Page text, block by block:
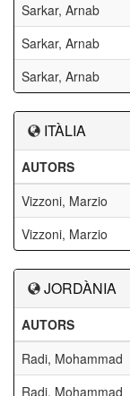
Sarkar, Arnab
Sarkar, Arnab
Sarkar, Arnab
ITÀLIA
AUTORS
Vizzoni, Marzio
Vizzoni, Marzio
JORDÀNIA
AUTORS
Radi, Mohammad
Radi, Mohammad